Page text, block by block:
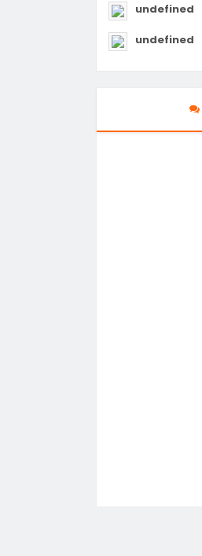
undefined
undefined